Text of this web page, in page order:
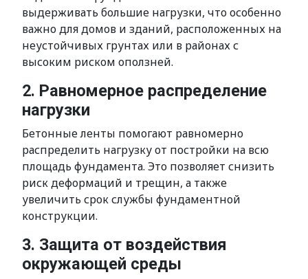
выдерживать большие нагрузки, что особенно
важно для домов и зданий, расположенных на
неустойчивых грунтах или в районах с
высоким риском оползней.
2. Равномерное распределение
нагрузки
Бетонные ленты помогают равномерно
распределить нагрузку от постройки на всю
площадь фундамента. Это позволяет снизить
риск деформаций и трещин, а также
увеличить срок службы фундаментной
конструкции.
3. Защита от воздействия
окружающей среды